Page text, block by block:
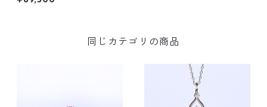
ナ）[G145]
同じカテゴリの商品